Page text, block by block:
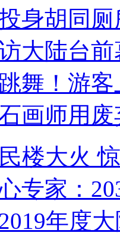
身胡同
大陆台
舞！游客
画师用
楼大火
专家：
年度